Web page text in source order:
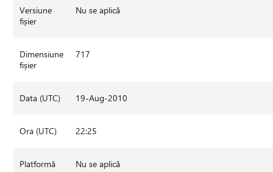
Versiune
fișier
Nu se aplică
Dimensiune
fișier
717
Data (UTC) 19-Aug-2010
Ora (UTC) 22:25
Platformă Nu se aplică